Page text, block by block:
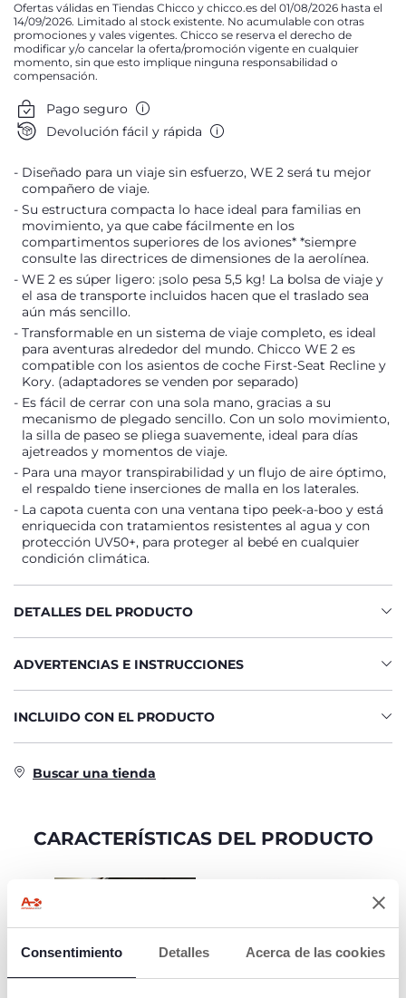
Consentimiento Detalles Acerca de las cookies
Ofertas válidas en Tiendas Chicco y chicco.es del 01/08/2026 hasta el
14/09/2026. Limitado al stock existente. No acumulable con otras
promociones y vales vigentes. Chicco se reserva el derecho de
modificar y/o cancelar la oferta/promoción vigente en cualquier
momento, sin que esto implique ninguna responsabilidad o
compensación.
Pago seguro
Devolución fácil y rápida
Diseñado para un viaje sin esfuerzo, WE 2 será tu mejor
compañero de viaje.
Su estructura compacta lo hace ideal para familias en
movimiento, ya que cabe fácilmente en los
compartimentos superiores de los aviones* *siempre
consulte las directrices de dimensiones de la aerolínea.
WE 2 es súper ligero: ¡solo pesa 5,5 kg! La bolsa de viaje y
el asa de transporte incluidos hacen que el traslado sea
aún más sencillo.
Transformable en un sistema de viaje completo, es ideal
para aventuras alrededor del mundo. Chicco WE 2 es
compatible con los asientos de coche First-Seat Recline y
Kory. (adaptadores se venden por separado)
Es fácil de cerrar con una sola mano, gracias a su
mecanismo de plegado sencillo. Con un solo movimiento,
la silla de paseo se pliega suavemente, ideal para días
ajetreados y momentos de viaje.
Para una mayor transpirabilidad y un flujo de aire óptimo,
el respaldo tiene inserciones de malla en los laterales.
La capota cuenta con una ventana tipo peek-a-boo y está
enriquecida con tratamientos resistentes al agua y con
protección UV50+, para proteger al bebé en cualquier
condición climática.
DETALLES DEL PRODUCTO
ADVERTENCIAS E INSTRUCCIONES
INCLUIDO CON EL PRODUCTO
Buscar una tienda
CARACTERÍSTICAS DEL PRODUCTO